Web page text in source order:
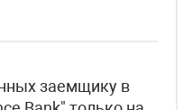
заемщику в